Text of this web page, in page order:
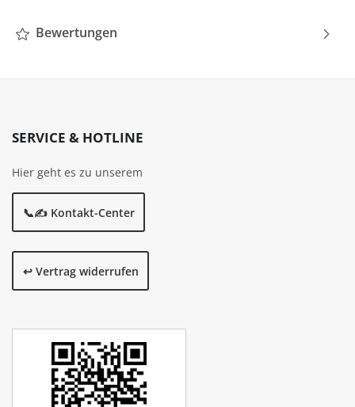
Bewertungen
SERVICE & HOTLINE
Hier geht es zu unserem
📞✍️ Kontakt-Center
↩️ Vertrag widerrufen